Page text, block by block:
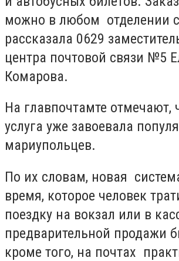
можно в любом отделении
рассказала 0629
центра почтовой связи №5
Комарова.
На главпочтамте отмечают,
услуга уже завоевала
мариупольцев.
По их словам, новая
время, которое человек
поездку на вокзал или в
предварительной продажи
кроме того, на почтах